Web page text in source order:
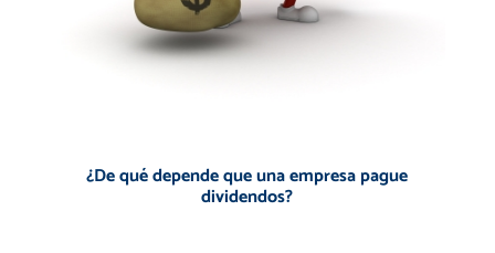
¿De qué depende que una empresa pague
dividendos?